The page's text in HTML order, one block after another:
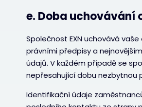
e. Doba uchovávání
Společnost EXN uchovává
právními předpisy a
údajů. V každém případě se
nepřesahující dobu nezbytnou
Identifikační údaje